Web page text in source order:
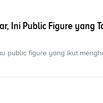
Ini Public Figure yang
public figure yang ikut